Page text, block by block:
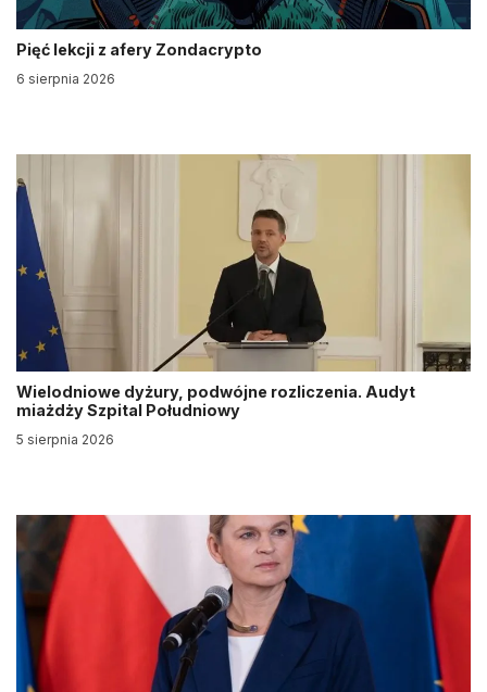
Pięć lekcji z afery Zondacrypto
6 sierpnia 2026
Wielodniowe dyżury, podwójne rozliczenia. Audyt
miażdży Szpital Południowy
5 sierpnia 2026